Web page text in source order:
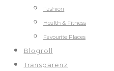
Fashion
Health & Fitness
Favourite Places
Blogroll
Transparenz